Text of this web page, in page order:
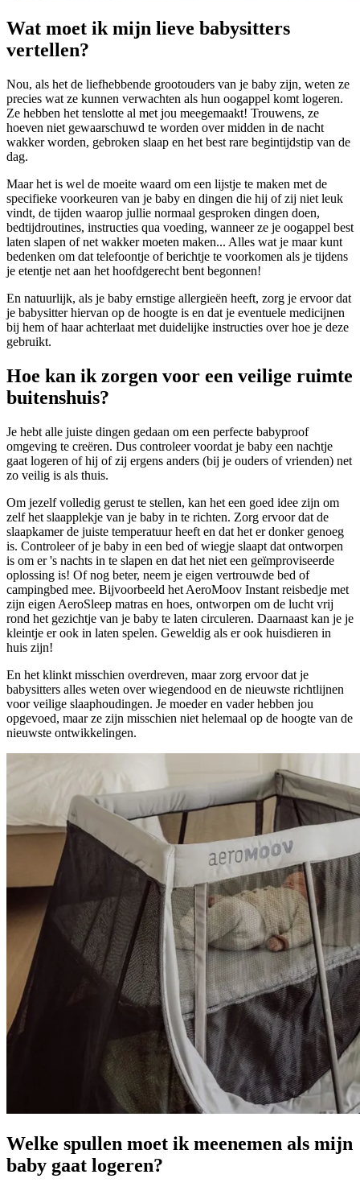
Wat moet ik mijn lieve babysitters
vertellen?
Nou, als het de liefhebbende grootouders van je baby zijn, weten ze
precies wat ze kunnen verwachten als hun oogappel komt logeren.
Ze hebben het tenslotte al met jou meegemaakt! Trouwens, ze
hoeven niet gewaarschuwd te worden over midden in de nacht
wakker worden, gebroken slaap en het best rare begintijdstip van de
dag.
Maar het is wel de moeite waard om een lijstje te maken met de
specifieke voorkeuren van je baby en dingen die hij of zij niet leuk
vindt, de tijden waarop jullie normaal gesproken dingen doen,
bedtijdroutines, instructies qua voeding, wanneer ze je oogappel best
laten slapen of net wakker moeten maken... Alles wat je maar kunt
bedenken om dat telefoontje of berichtje te voorkomen als je tijdens
je etentje net aan het hoofdgerecht bent begonnen!
En natuurlijk, als je baby ernstige allergieën heeft, zorg je ervoor dat
je babysitter hiervan op de hoogte is en dat je eventuele medicijnen
bij hem of haar achterlaat met duidelijke instructies over hoe je deze
gebruikt.
Hoe kan ik zorgen voor een veilige ruimte
buitenshuis?
Je hebt alle juiste dingen gedaan om een perfecte babyproof
omgeving te creëren. Dus controleer voordat je baby een nachtje
gaat logeren of hij of zij ergens anders (bij je ouders of vrienden) net
zo veilig is als thuis.
Om jezelf volledig gerust te stellen, kan het een goed idee zijn om
zelf het slaapplekje van je baby in te richten. Zorg ervoor dat de
slaapkamer de juiste temperatuur heeft en dat het er donker genoeg
is. Controleer of je baby in een bed of wiegje slaapt dat ontworpen
is om er 's nachts in te slapen en dat het niet een geïmproviseerde
oplossing is! Of nog beter, neem je eigen vertrouwde bed of
campingbed mee. Bijvoorbeeld het AeroMoov Instant reisbedje met
zijn eigen AeroSleep matras en hoes, ontworpen om de lucht vrij
rond het gezichtje van je baby te laten circuleren. Daarnaast kan je je
kleintje er ook in laten spelen. Geweldig als er ook huisdieren in
huis zijn!
En het klinkt misschien overdreven, maar zorg ervoor dat je
babysitters alles weten over wiegendood en de nieuwste richtlijnen
voor veilige slaaphoudingen. Je moeder en vader hebben jou
opgevoed, maar ze zijn misschien niet helemaal op de hoogte van de
nieuwste ontwikkelingen.
Welke spullen moet ik meenemen als mijn
baby gaat logeren?